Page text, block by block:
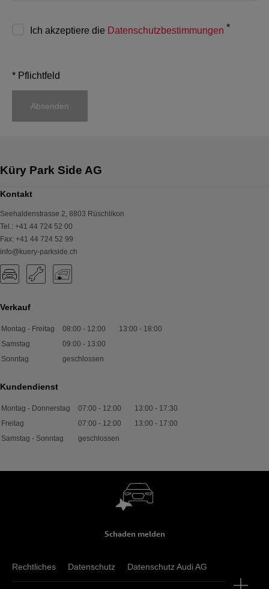
Ich akzeptiere die Datenschutzbestimmungen *
* Pflichtfeld
Absenden
Küry Park Side AG
Kontakt
Seehaldenstrasse 2, 8803 Rüschlikon
Tel.: +41 44 724 52 00
Fax: +41 44 724 52 99
info@kuery-parkside.ch
Verkauf
Montag - Freitag 08:00 - 12:00 13:00 - 18:00
Samstag
09:00 - 13:00
Sonntag
geschlossen
Kundendienst
Montag - Donnerstag 07:00 - 12:00 13:00 - 17:30
Freitag
07:00 - 12:00 13:00 - 17:00
Samstag - Sonntag
geschlossen
Schaden melden
Rechtliches Datenschutz Datenschutz Audi AG